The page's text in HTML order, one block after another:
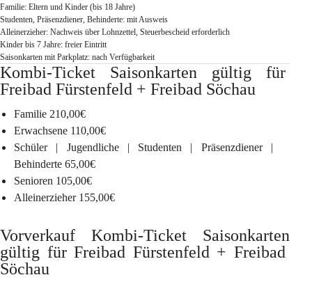
Familie: Eltern und Kinder (bis 18 Jahre)
Studenten, Präsenzdiener, Behinderte: mit Ausweis
Alleinerzieher: Nachweis über Lohnzettel, Steuerbescheid erforderlich
Kinder bis 7 Jahre: freier Eintritt
Saisonkarten mit Parkplatz: nach Verfügbarkeit
Kombi-Ticket Saisonkarten gültig für
Freibad Fürstenfeld + Freibad Söchau
Familie 210,00€
Erwachsene 110,00€
Schüler | Jugendliche | Studenten | Präsenzdiener |
Behinderte 65,00€
Senioren 105,00€
Alleinerzieher 155,00€
Vorverkauf Kombi-Ticket Saisonkarten
gültig für Freibad Fürstenfeld + Freibad
Söchau